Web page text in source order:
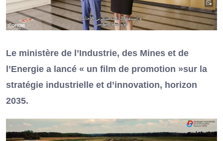
Le ministère de l’Industrie, des Mines et de
l’Energie a lancé « un film de promotion »sur la
stratégie industrielle et d’innovation, horizon
2035.